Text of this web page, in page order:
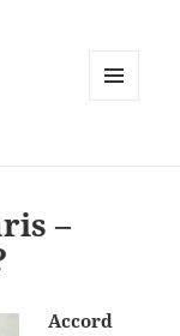
–
Accord